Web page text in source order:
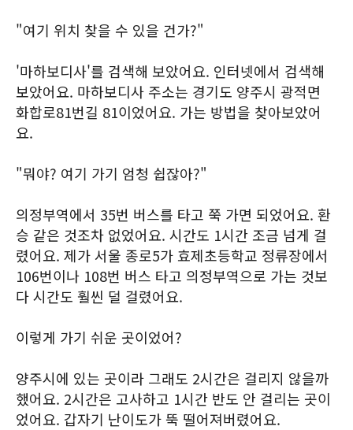
"여기 위치 찾을 수 있을 건가?"
'마하보디사'를 검색해 보았어요. 인터넷에서 검색해
보았어요. 마하보디사 주소는 경기도 양주시 광적면
화합로81번길 81이었어요. 가는 방법을 찾아보았어
요.
"뭐야? 여기 가기 엄청 쉽잖아?"
의정부역에서 35번 버스를 타고 쭉 가면 되었어요. 환
승 같은 것조차 없었어요. 시간도 1시간 조금 넘게 걸
렸어요. 제가 서울 종로5가 효제초등학교 정류장에서
106번이나 108번 버스 타고 의정부역으로 가는 것보
다 시간도 훨씬 덜 걸렸어요.
이렇게 가기 쉬운 곳이었어?
양주시에 있는 곳이라 그래도 2시간은 걸리지 않을까
했어요. 2시간은 고사하고 1시간 반도 안 걸리는 곳이
었어요. 갑자기 난이도가 뚝 떨어져버렸어요.